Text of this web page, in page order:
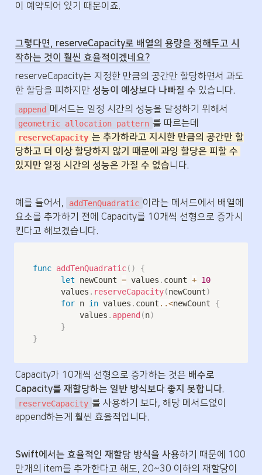
이 예약되어 있기 때문이죠.
그렇다면, reserveCapacity로 배열의 용량을 정해두고 시
작하는 것이 훨씬 효율적이겠네요?
reserveCapacity는 지정한 만큼의 공간만 할당하면서 과도
한 할당을 피하지만 성능이 예상보다 나빠질 수 있습니다.
append
geometric allocation pattern
reserveCapacity 는 추가하라고 지시한 만큼의 공간만 할
당하고 더 이상 할당하지 않기 때문에 과잉 할당은 피할 수
있지만 일정 시간의 성능은 가질 수 없습니다.
예를 들어서, addTenQuadratic 이라는 메서드에서 배열에
요소를 추가하기 전에 Capacity를 10개씩 선형으로 증가시
킨다고 해보겠습니다.
func addTenQuadratic( )
{
let newCount = values . count + 10
      values
. reserveCapacity(newCount)
for n in values . count ..<newCount {
          values
. append (n)
}
}
Capacity가 10개씩 선형으로 증가하는 것은 배수로
Capacity를 재할당하는 일반 방식보다 좋지 못합니다
reserveCapacity 를 사용하기 보다, 해당 메서드없이
append하는게 훨씬 효율적입니다.
Swift에서는 효율적인 재할당 방식을 사용하기 때문에 100
만개의 item를 추가한다고 해도, 20~30 이하의 재할당이